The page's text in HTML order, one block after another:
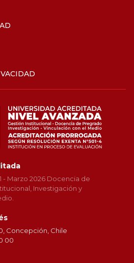
- Marzo 2026 Docencia de
Investigación y
Concepción, Chile
00